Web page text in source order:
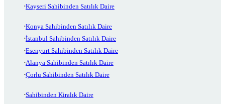
Kayseri Sahibinden Satılık Daire
Konya Sahibinden Satılık Daire
İstanbul Sahibinden Satılık Daire
Esenyurt Sahibinden Satılık Daire
Alanya Sahibinden Satılık Daire
Çorlu Sahibinden Satılık Daire
Sahibinden Kiralık Daire